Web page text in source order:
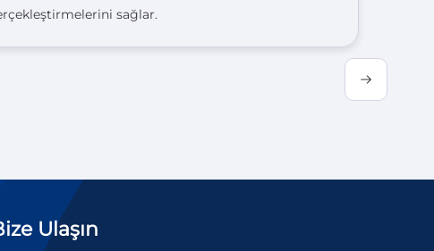
sağlar.
Ulaşın